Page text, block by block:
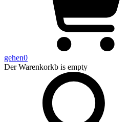
gehen0
Der Warenkorkb is empty